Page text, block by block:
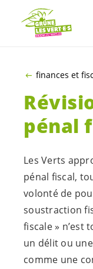
ALLER AU
finances et
pénal
Les Verts
pénal fiscal,
volonté de
soustraction
fiscale » n’est
un délit ou
comme une